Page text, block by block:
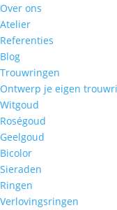
Over ons
Atelier
Referenties
Blog
Trouwringen
Ontwerp je eigen
Witgoud
Roségoud
Geelgoud
Bicolor
Sieraden
Ringen
Verlovingsringen